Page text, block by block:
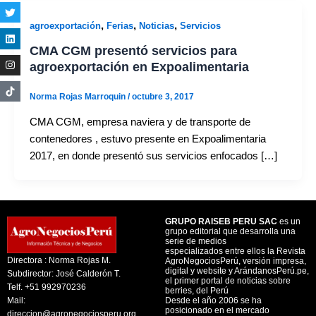
agroexportación, Ferias, Noticias, Servicios
CMA CGM presentó servicios para
agroexportación en Expoalimentaria
Norma Rojas Marroquin /octubre 3, 2017
CMA CGM, empresa naviera y de transporte de
contenedores , estuvo presente en Expoalimentaria
2017, en donde presentó sus servicios enfocados […]
Directora : Norma Rojas M.
Subdirector: José Calderón T.
Telf. +51 992970236
Mail:
direccion@agronegociosperu.org
GRUPO RAISEB PERU SAC es un
grupo editorial que desarrolla una
serie de medios
especializados entre ellos la Revista
AgroNegociosPerú, versión impresa,
digital y website y ArándanosPerú.pe,
el primer portal de noticias sobre
berries, del Perú
Desde el año 2006 se ha
posicionado en el mercado